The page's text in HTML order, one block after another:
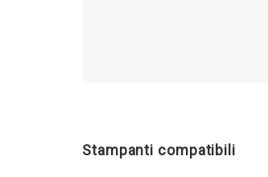
Stampanti compatibili